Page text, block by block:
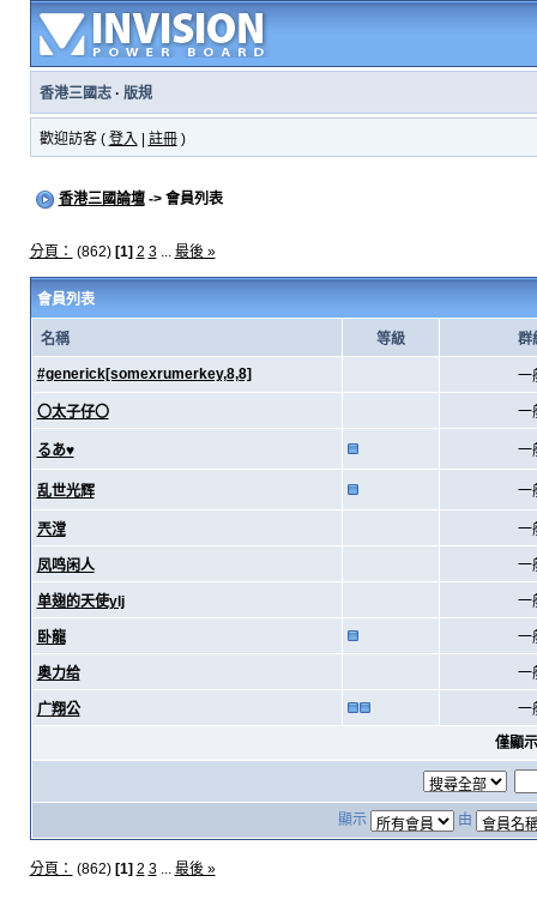
香港三國志· 版規
歡迎訪客 ( 登入 註冊)
香港三國論壇-> 會員列表
分頁： (862) [1] 2 3... 最後 »
會員列表
名稱 等級 群
#generick[somexrumerkey,8,8] 一
〇太子仔〇 一
るあ♥ 一
乱世光辉 一
兲漟 一
凤鸣闲人 一
单翅的天使ylj 一
卧龍 一
奥力给 一
广翔公
一
僅顯
顯示 由
分頁： (862) [1] 2 3... 最後 »